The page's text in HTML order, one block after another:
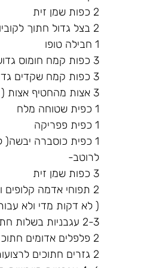
2 כפות שמן זית
2 בצל גדול חתוך לקוביות
1 חבילה טופו
3 כפות קמח חומוס גדושות
3 כפות קמח שקדים גדוש
3 אצות מהחטיף אצות ( 3 דפים קטנים)
1 כפית שטוחה מלח
1 כפית פפריקה
1 כפית כוסברה יבשה( לא חייב אבל בהחלט מוסיף)
לרוטב-
3 כפות שמן זית
2 תפוחי אדמה קלופים ופרוסים לפרוסות
( לא דקות מדי ולא
2-3 עגבניות בשלות חתוכות לפרוסות
2 פלפלים אדומים חתוכים לרצועות
2 גזרים חתוכים לרצועות